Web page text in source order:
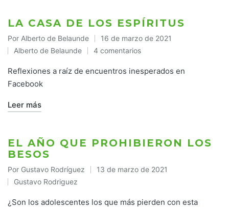
LA CASA DE LOS ESPÍRITUS
Publicado
por
Por Alberto de Belaunde 16 de marzo de 2021
Publicado
en
Alberto de Belaunde 4 comentarios
Reflexiones a raíz de encuentros inesperados en
Facebook
Leer más
EL AÑO QUE PROHIBIERON LOS
BESOS
Publicado
por
Por Gustavo Rodríguez 13 de marzo de 2021
Publicado
en
Gustavo Rodriguez
¿Son los adolescentes los que más pierden con esta